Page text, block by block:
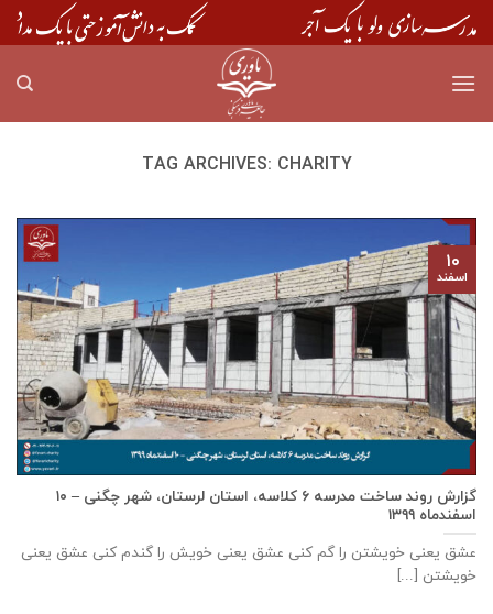
Skip
to
TAG ARCHIVES: CHARITY
گزارش روند ساخت مدرسه ٦ كلاسه، استان لرستان، شهر چگنی – ۱۰
اسفندماه ۱۳۹۹
عشق يعنی خويشتن را گم كنی عشق يعنی خويش را گندم كنی عشق يعنی
خويشتن [...]
۱۰
اسفند